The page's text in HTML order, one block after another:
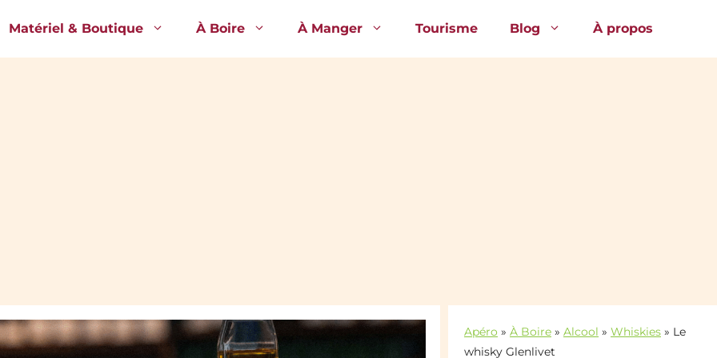
Matériel & Boutique À Boire À Manger Tourisme Blog À propos
Apéro » À Boire » Alcool » Whiskies » Le
whisky Glenlivet